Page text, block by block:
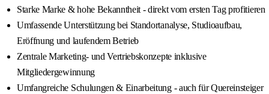
Starke Marke & hohe Bekanntheit - direkt vom ersten Tag profitieren
Umfassende Unterstützung bei Standortanalyse, Studioaufbau,
Eröffnung und laufendem Betrieb
Zentrale Marketing- und Vertriebskonzepte inklusive
Mitgliedergewinnung
Umfangreiche Schulungen & Einarbeitung - auch für Quereinsteiger